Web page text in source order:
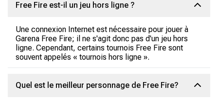
Free Fire est-il un jeu hors ligne ?
Une connexion Internet est nécessaire pour jouer à
Garena Free Fire; il ne s'agit donc pas d'un jeu hors
ligne. Cependant, certains tournois Free Fire sont
souvent appelés « tournois hors ligne ».
Quel est le meilleur personnage de Free Fire?